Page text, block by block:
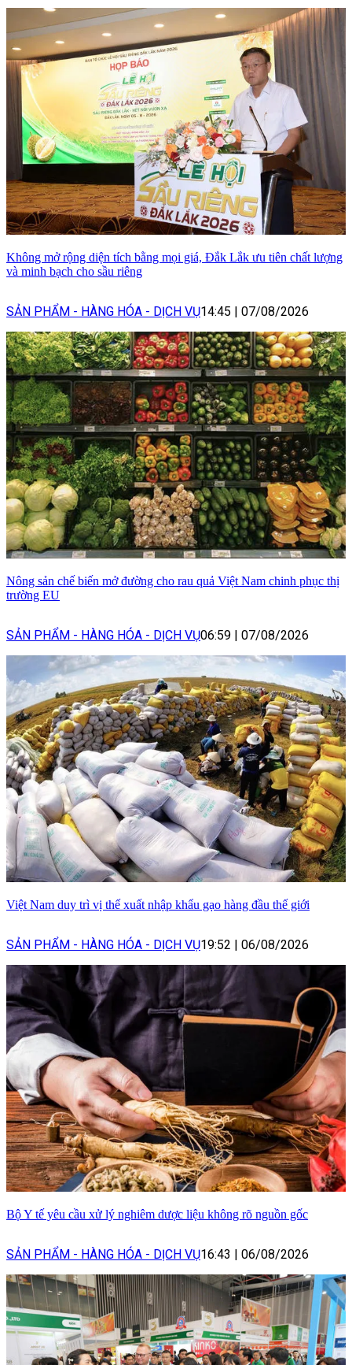
Không mở rộng diện tích bằng mọi giá, Đắk Lắk ưu tiên chất lượng
và minh bạch cho sầu riêng
SẢN PHẨM - HÀNG HÓA - DỊCH VỤ14:45 07/08/2026
Nông sản chế biến mở đường cho rau quả Việt Nam chinh phục thị
trường EU
SẢN PHẨM - HÀNG HÓA - DỊCH VỤ06:59 07/08/2026
Việt Nam duy trì vị thế xuất nhập khẩu gạo hàng đầu thế giới
SẢN PHẨM - HÀNG HÓA - DỊCH VỤ19:52 06/08/2026
Bộ Y tế yêu cầu xử lý nghiêm dược liệu không rõ nguồn gốc
SẢN PHẨM - HÀNG HÓA - DỊCH VỤ16:43 06/08/2026